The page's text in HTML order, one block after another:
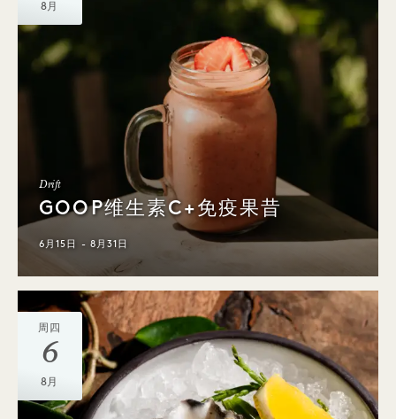
8月
Drift
GOOP维生素C+免疫果昔
6月15日 - 8月31日
周四
6
8月